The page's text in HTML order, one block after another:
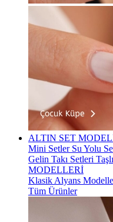
ALTIN SET
Mini Setler Su Yolu
Gelin Takı Setleri
MODELLERİ
Klasik Alyans
Tüm Ürünler